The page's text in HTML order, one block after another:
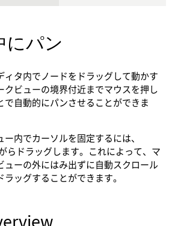
にパン
ィタ内でノードをドラッグして動かす
クビューの境界付近までマウスを押し
で自動的にパンさせることができま
内でカーソルを固定するには、
らドラッグします。これによって、マ
ューの外にはみ出ずに自動スクロール
ッグすることができます。